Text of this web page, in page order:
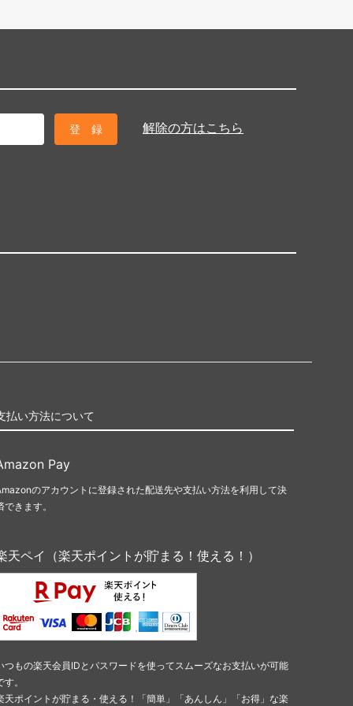
解除の方はこちら
払い方法について
Pay
のアカウントに登録された配送先や支払い方法を利用して決
できます。
天ペイ（楽天ポイントが貯まる！使える！）
つもの楽天会員IDとパスワードを使ってスムーズなお支払いが可能
す。
天ポイントが貯まる・使える！「簡単」「あんしん」「お得」な楽